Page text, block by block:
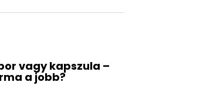
vagy kapszula –
a jobb?